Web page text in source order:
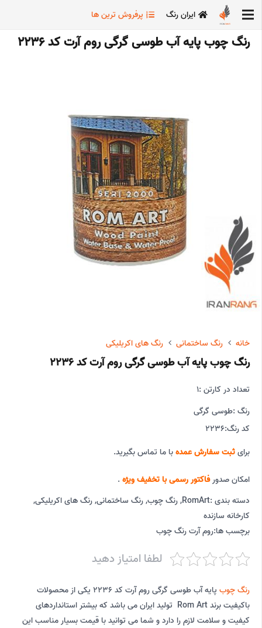
ایران رنگ پرفروش ترین ها
رنگ چوب پایه آب طوسی گرگی روم آرت کد 2236
خانه رنگ ساختمانی رنگ های اکریلیکی
رنگ چوب پایه آب طوسی گرگی روم آرت کد 2236
تعداد در کارتن :1
رنگ :طوسی گرگی
کد رنگ:2236
برایثبت سفارش عمدهبا ما تماس بگیرید.
امکان صدورفاکتور رسمی با تخفیف ویژه .
دسته بندی :RomArt
,رنگ چوب,رنگ ساختمانی,رنگ های اکریلیکی,
کارخانه سازنده
برچسب ها:روم آرت رنگ چوب
لطفا امتیاز دهید
رنگ چوب
پایه آب طوسی گرگی روم آرت کد 2236 یکی از محصولات
باکیفیت برند Rom Art تولید ایران می باشد که بیشتر استانداردهای
کیفیت و سلامت لازم را دارد و شما می توانید با قیمت بسیار مناسب این